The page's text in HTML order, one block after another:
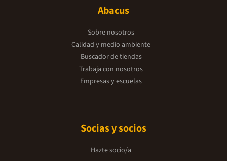
Abacus
Sobre nosotros
Calidad y medio ambiente
Buscador de tiendas
Trabaja con nosotros
Empresas y escuelas
Socias y socios
Hazte socio/a